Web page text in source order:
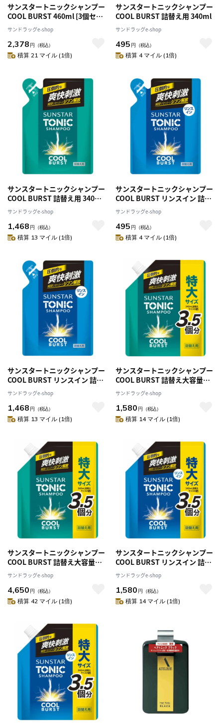
サンスタートニックシャンプー
COOL BURST 460ml [3個セッ
ト]
サンドラッグe-shop
2,378 円 （税込）
積算 21 マイル (1倍)
サンスタートニックシャンプー
COOL BURST 詰替え用 340ml
サンドラッグe-shop
495 円 （税込）
積算 4 マイル (1倍)
サンスタートニックシャンプー
COOL BURST 詰替え用 340ml
[3個セット]
サンドラッグe-shop
1,468 円 （税込）
積算 13 マイル (1倍)
サンスタートニックシャンプー
COOL BURST リンスイン 詰替
え用 340ml
サンドラッグe-shop
495 円 （税込）
積算 4 マイル (1倍)
サンスタートニックシャンプー
COOL BURST リンスイン 詰替
サンドラッグe-shop
1,468 円 （税込）
積算 13 マイル (1倍)
サンスタートニックシャンプー
COOL BURST 詰替え大容量
1200ml
サンドラッグe-shop
1,580 円 （税込）
積算 14 マイル (1倍)
サンスタートニックシャンプー
COOL BURST 詰替え大容量
1200ml [3個セット]
サンドラッグe-shop
4,650 円 （税込）
積算 42 マイル (1倍)
サンスタートニックシャンプー
COOL BURST リンスイン 詰替
え大容量 1200ml
サンドラッグe-shop
1,580 円 （税込）
積算 14 マイル (1倍)